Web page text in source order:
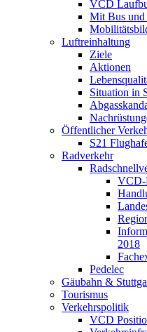
VCD
Mit Bus und
Luftreinhaltung
Ziele
Aktionen
Situation in
Öffentlicher
S21
Radverkehr
VCD-
2018
Pedelec
Gäubahn &
Tourismus
Verkehrspolitik
VCD